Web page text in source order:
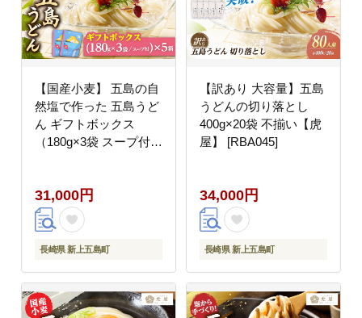
【国産小麦】 五島の自
然塩で作った 五島うど
ん ギフトボックス
（180g×3袋 スープ付）
[RBA040]
31,000円
長崎県 新上五島町
【訳あり 大容量】五島
うどんの切り落とし
400g×20袋 不揃い【虎
屋】 [RBA045]
34,000円
長崎県 新上五島町